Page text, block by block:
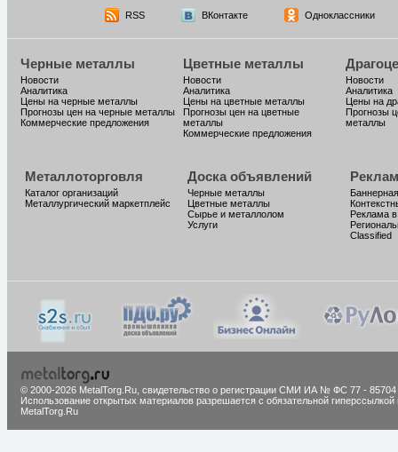
RSS ВКонтакте Одноклассники
Черные металлы
Новости
Аналитика
Цены на черные металлы
Прогнозы цен на черные металлы
Коммерческие предложения
Цветные металлы
Новости
Аналитика
Цены на цветные металлы
Прогнозы цен на цветные
металлы
Коммерческие предложения
Новости
Аналитика
Цены на
Прогнозы
металлы
Металлоторговля
Каталог организаций
Металлургический маркетплейс
Доска объявлений
Черные металлы
Цветные металлы
Сырье и металлолом
Услуги
Реклама
Classified
© 2000-2026 MetalTorg.Ru, cвидетельство о регистрации СМИ ИА № ФС 77 - 85704
Использование открытых материалов разрешается с обязательной гиперссылкой
MetalTorg.Ru